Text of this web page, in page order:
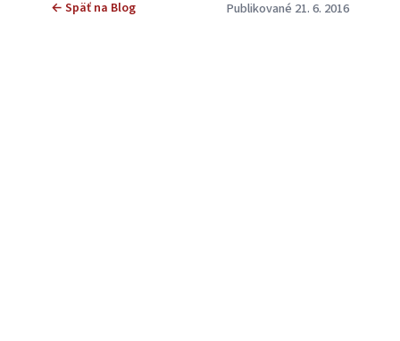
← Späť na Blog Publikované 21. 6. 2016